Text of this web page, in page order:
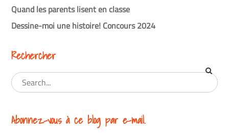
Quand les parents lisent en classe
Dessine-moi une histoire! Concours 2024
Rechercher
Abonnez-vous à ce blog par e-mail.